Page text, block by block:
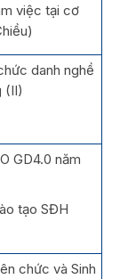
việc tại cơ
danh nghề
(II)
GD4.0 năm
tạo SĐH
chức và Sinh